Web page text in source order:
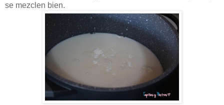
se mezclen bien.